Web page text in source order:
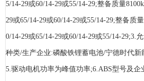
5/14-29或60/14-29或55/14-29;整备质量
29或65/14-29或60/14-29或55/14-29;整备质
0/14-29或65/14-29或60/14-29或55/14-29;3.
种类/生产企业:磷酸铁锂蓄电池/宁德时代新
5.驱动电机功率为峰值功率;6.ABS型号及企